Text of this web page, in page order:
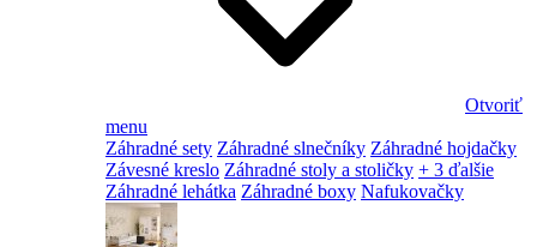
Otvoriť
menu
Záhradné sety Záhradné slnečníky Záhradné hojdačky
Závesné kreslo Záhradné stoly a stoličky + 3 ďalšie
Záhradné lehátka Záhradné boxy Nafukovačky